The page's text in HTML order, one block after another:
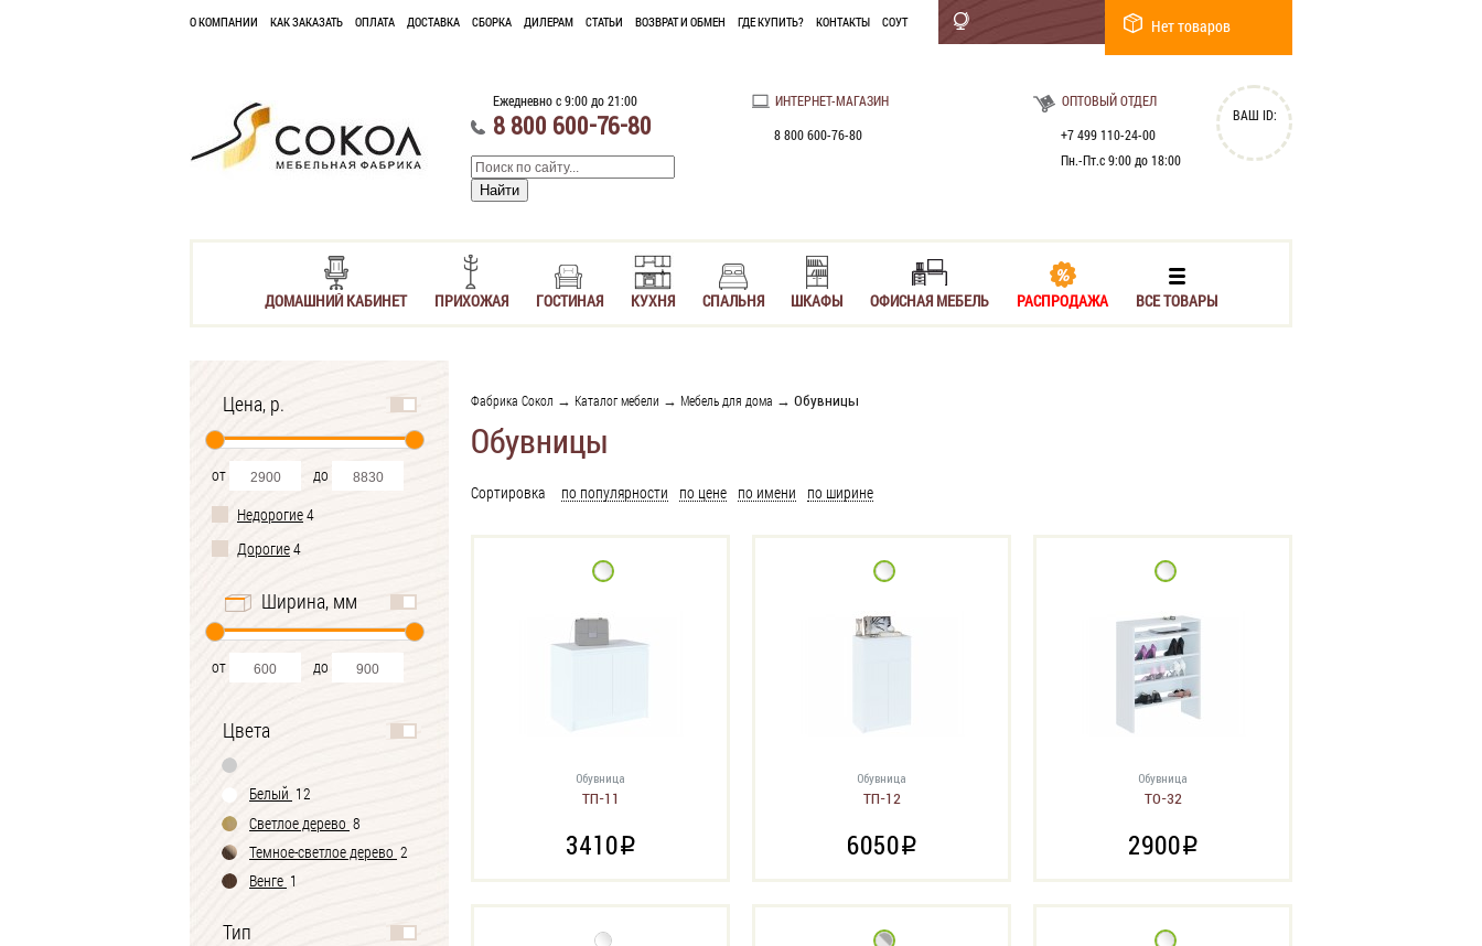
О КОМПАНИИ КАК ЗАКАЗАТЬ ОПЛАТА ДОСТАВКА СБОРКА ДИЛЕРАМ СТАТЬИ ВОЗВРАТ И ОБМЕН ГДЕ КУПИТЬ? КОНТАКТЫ СОУТ Нет товаров
Ежедневно с 9:00 до 21:00
8 800 600-76-80
ИНТЕРНЕТ-МАГАЗИН
8 800 600-76-80
ОПТОВЫЙ ОТДЕЛ
+7 499 110-24-00
Пн.-Пт.с 9:00 до 18:00
ВАШ ID:
ДОМАШНИЙ КАБИНЕТ ПРИХОЖАЯ ГОСТИНАЯ КУХНЯ СПАЛЬНЯ ШКАФЫ ОФИСНАЯ МЕБЕЛЬ РАСПРОДАЖА ВСЕ ТОВАРЫ
Цена, р.
от
до
Недорогие4
Дорогие4
Ширина, мм
от до
Цвета
Белый 12
Светлое дерево 8
Темное-cветлое дерево 2
Венге 1
Тип
Фабрика Сокол → Каталог мебели → Мебель для дома → Обувницы
Обувницы
Сортировка по популярности по цене по имени по ширине
Обувница
ТП-11
3410i
Обувница
ТП-12
6050i
Обувница
ТО-32
2900i